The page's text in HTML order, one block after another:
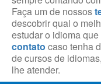
Faça um de nossos
descobrir qual o
estudar o idioma
contato caso tenha
de cursos de
lhe atender.